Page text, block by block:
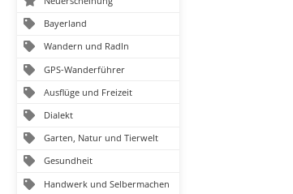
Bayerland
Wandern und Radln
GPS-Wanderführer
Ausflüge und Freizeit
Dialekt
Garten, Natur und Tierwelt
Gesundheit
Handwerk und Selbermachen